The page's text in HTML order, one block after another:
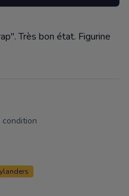
Très bon état. Figurine